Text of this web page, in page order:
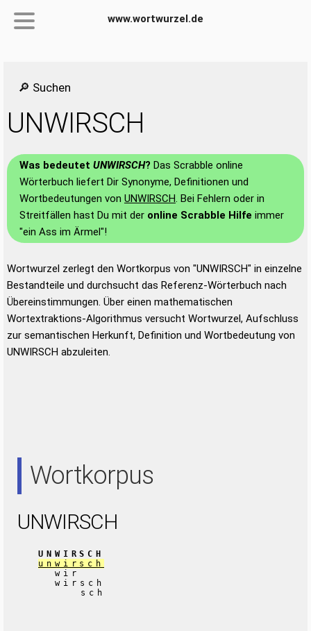
www.wortwurzel.de
🔎 Suchen
UNWIRSCH
Was bedeutet UNWIRSCH? Das Scrabble online
Wörterbuch liefert Dir Synonyme, Definitionen und
Wortbedeutungen von UNWIRSCH. Bei Fehlern oder in
Streitfällen hast Du mit der online Scrabble Hilfe immer
"ein Ass im Ärmel"!
Wortwurzel zerlegt den Wortkorpus von "UNWIRSCH" in einzelne
Bestandteile und durchsucht das Referenz-Wörterbuch nach
Übereinstimmungen. Über einen mathematischen
Wortextraktions-Algorithmus versucht Wortwurzel, Aufschluss
zur semantischen Herkunft, Definition und Wortbedeutung von
UNWIRSCH abzuleiten.
Wortkorpus
UNWIRSCH
UNWIRSCH
unwirsch
wir
wirsch
sch